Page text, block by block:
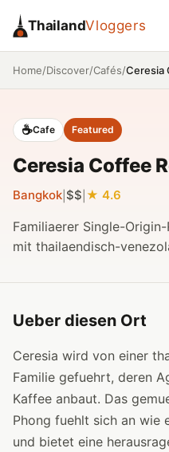
ThailandVloggers
Home/Discover/Cafés/Ceresia
☕Cafe Featured
Ceresia Coffee
Bangkok $$ 4.6
Familiaerer Single-
mit thailaendisch-
Ueber diesen Ort
Ceresia wird von einer
Familie gefuehrt, deren
Kaffee anbaut. Das
Phong fuehlt sich an wie
und bietet eine